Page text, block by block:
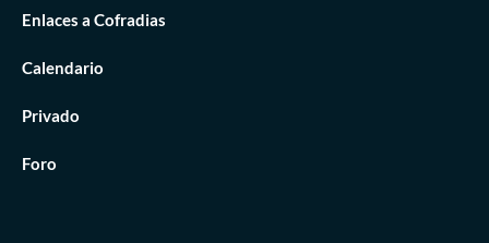
Enlaces a Cofradias
Calendario
Privado
Foro